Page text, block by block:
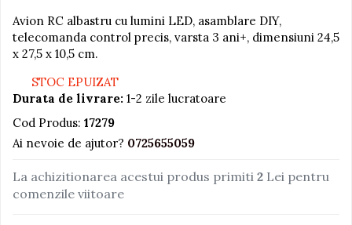
Ateliere si unelte
Blocuri de constructie
Covorase de dans
Creative
De plus
Electrocasnice si bucatarii
Fotolii gonflabile
Jocuri de indemanare
Avion RC albastru cu lumini LED, asamblare DIY,
telecomanda control precis, varsta 3 ani+, dimensiuni 24,5
x 27,5 x 10,5 cm.
STOC EPUIZAT
Durata de livrare: 1-2 zile lucratoare
Cod Produs: 17279
Ai nevoie de ajutor? 0725655059
La achizitionarea acestui produs primiti 2 Lei pentru
comenzile viitoare